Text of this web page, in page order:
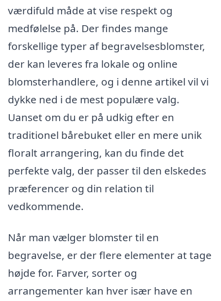
værdifuld måde at vise respekt og
medfølelse på. Der findes mange
forskellige typer af begravelsesblomster,
der kan leveres fra lokale og online
blomsterhandlere, og i denne artikel vil vi
dykke ned i de mest populære valg.
Uanset om du er på udkig efter en
traditionel bårebuket eller en mere unik
floralt arrangering, kan du finde det
perfekte valg, der passer til den elskedes
præferencer og din relation til
vedkommende.
Når man vælger blomster til en
begravelse, er der flere elementer at tage
højde for. Farver, sorter og
arrangementer kan hver især have en